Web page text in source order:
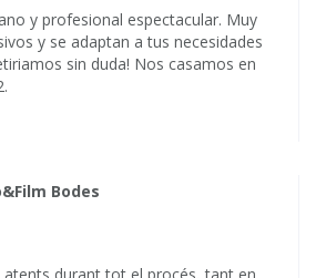
y profesional espectacular. Muy
y se adaptan a tus necesidades
sin duda! Nos casamos en
Bodes